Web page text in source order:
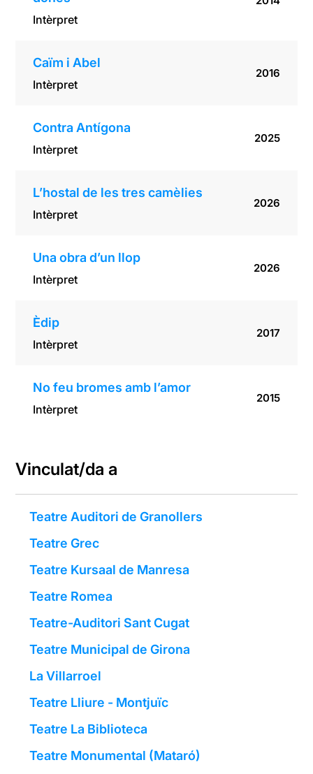
Intèrpret
Caïm i Abel
Intèrpret
2016
Contra Antígona
Intèrpret
2025
L’hostal de les tres camèlies
Intèrpret
2026
Una obra d’un llop
Intèrpret
2026
Èdip
Intèrpret
2017
No feu bromes amb l’amor
Intèrpret
2015
Vinculat/da a
Teatre Auditori de Granollers
Teatre Grec
Teatre Kursaal de Manresa
Teatre Romea
Teatre-Auditori Sant Cugat
Teatre Municipal de Girona
La Villarroel
Teatre Lliure - Montjuïc
Teatre La Biblioteca
Teatre Monumental (Mataró)